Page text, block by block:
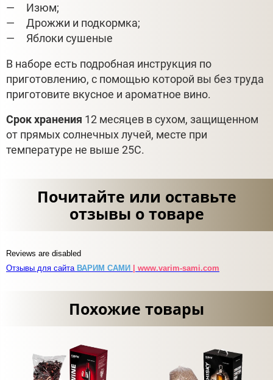
Изюм;
Дрожжи и подкормка;
Яблоки сушеные
В наборе есть подробная инструкция по
приготовлению, с помощью которой вы без труда
приготовите вкусное и ароматное вино.
Срок хранения 12 месяцев в сухом, защищенном
от прямых солнечных лучей, месте при
температуре не выше 25С.
Почитайте или оставьте
отзывы о товаре
Reviews are disabled
Отзывы для сайта ВАРИМ САМИ | www.varim-sami.com
Похожие товары